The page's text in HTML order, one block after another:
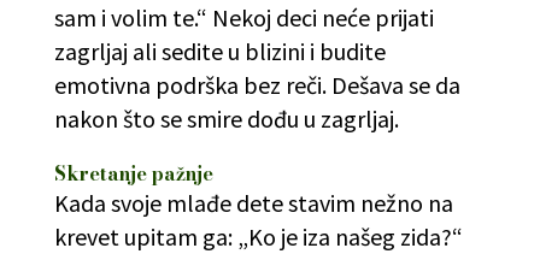
sam i volim te.“ Nekoj deci neće prijati
zagrljaj ali sedite u blizini i budite
emotivna podrška bez reči. Dešava se da
nakon što se smire dođu u zagrljaj.
Skretanje pažnje
Kada svoje mlađe dete stavim nežno na
krevet upitam ga: „Ko je iza našeg zida?“